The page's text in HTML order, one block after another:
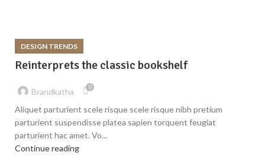
DESIGN TRENDS
Reinterprets the classic bookshelf
Brandkatha 0
Aliquet parturient scele risque scele risque nibh pretium
parturient suspendisse platea sapien torquent feugiat
parturient hac amet. Vo...
Continue reading